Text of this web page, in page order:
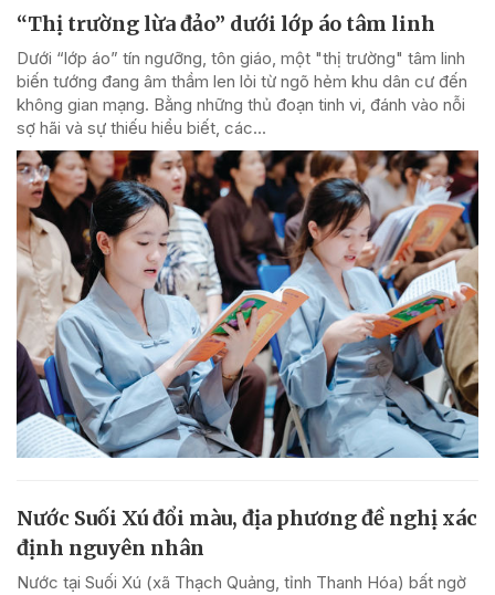
“Thị trường lừa đảo” dưới lớp áo tâm linh
Dưới “lớp áo” tín ngưỡng, tôn giáo, một "thị trường" tâm linh
biến tướng đang âm thầm len lỏi từ ngõ hẻm khu dân cư đến
không gian mạng. Bằng những thủ đoạn tinh vi, đánh vào nỗi
sợ hãi và sự thiếu hiểu biết, các...
Nước Suối Xú đổi màu, địa phương đề nghị xác
định nguyên nhân
Nước tại Suối Xú (xã Thạch Quảng, tỉnh Thanh Hóa) bất ngờ